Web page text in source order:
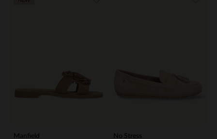
Manfield No Stress